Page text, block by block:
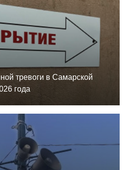
тревоги в Самарской
года